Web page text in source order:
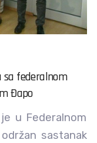
sa federalnom
Đapo
u Federalnom
sastanak